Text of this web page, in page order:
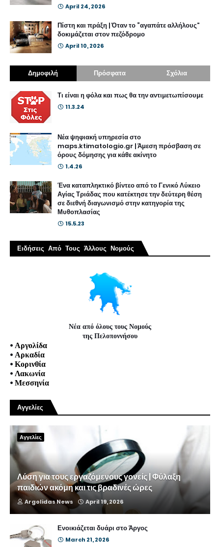
April 24, 2026
Πίστη και πράξη | Όταν το “αγαπάτε αλλήλους”
δοκιμάζεται στον πεζόδρομο
April 10, 2026
Δημοφιλή Πρόσφατα Σχόλια
Τι είναι η φόλα και πως θα την αντιμετωπίσουμε
11.3.24
Νέα ψηφιακή υπηρεσία στο
maps.ktimatologio.gr | Άμεση πρόσβαση σε
όρους δόμησης για κάθε ακίνητο
1.4.26
Ένα καταπληκτικό βίντεο από το Γενικό Λύκειο
Αγίας Τριάδας που κατέκτησε την δεύτερη θέση
σε διεθνή διαγωνισμό στην κατηγορία της
Μυθοπλασίας
15.5.23
Ειδήσεις Από Τους Άλλους Νομούς
Νέα από όλους τους Νομούς
της Πελοποννήσου
• Αργολίδα
• Αρκαδία
• Κορινθία
• Λακωνία
• Μεσσηνία
Αγγελίες
Αγγελίες
Λύση για τους εργαζόμενους γονείς | Φύλαξη
παιδιών ακόμη και τις βραδινές ώρες
Argolidas News April 19, 2026
Ενοικιάζεται δυάρι στο Άργος
March 21, 2026